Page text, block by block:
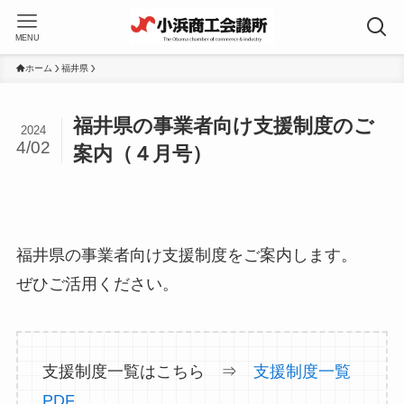
MENU
ホーム 福井県
福井県の事業者向け支援制度のご
案内（４月号）
2024
4/02
福井県の事業者向け支援制度をご案内します。
ぜひご活用ください。
支援制度一覧はこちら ⇒ 支援制度一覧
PDF